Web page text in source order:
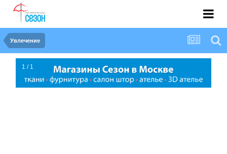
Увлечение
1 / 1